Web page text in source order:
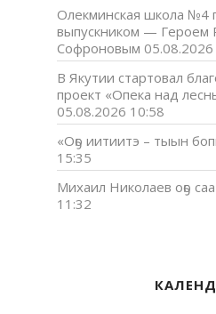
Олекминская школа №4
выпускником — Героем
Софроновым
В Якутии стартовал
проект «Опека над
05.08.2026 10:58
«Оҕо иитиитэ – тыын
15:35
Михаил Николаев оҕо
11:32